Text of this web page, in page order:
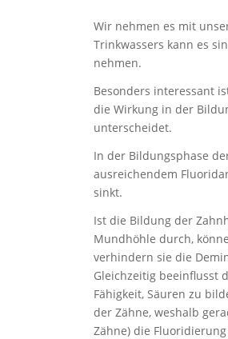
Wir nehmen es mit
Trinkwassers kann es
nehmen.
Besonders interessant
die Wirkung in der
unterscheidet.
In der Bildungsphase
ausreichendem
sinkt.
Ist die Bildung der
Mundhöhle durch,
verhindern sie die
Gleichzeitig beeinflusst
Fähigkeit, Säuren zu
der Zähne, weshalb
Zähne) die